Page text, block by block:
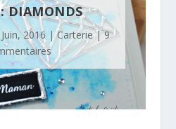
DIAMONDS
2016|Carterie|9